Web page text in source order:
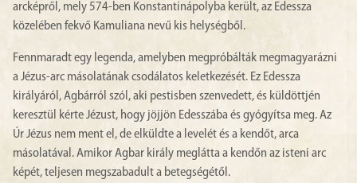
arcképről, mely 574-ben Konstantinápolyba került, az Edessza
közelében fekvő Kamuliana nevű kis helységből.
Fennmaradt egy legenda, amelyben megpróbálták megmagyarázni
a Jézus-arc másolatának csodálatos keletkezését. Ez Edessza
királyáról, Agbárról szól, aki pestisben szenvedett, és küldöttjén
keresztül kérte Jézust, hogy jöjjön Edesszába és gyógyítsa meg. Az
Úr Jézus nem ment el, de elküldte a levelét és a kendőt, arca
másolatával. Amikor Agbar király meglátta a kendőn az isteni arc
képét, teljesen megszabadult a betegségétől.